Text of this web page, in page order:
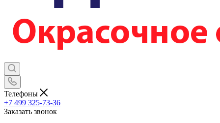
Телефоны
+7 499 325-73-36
Заказать звонок